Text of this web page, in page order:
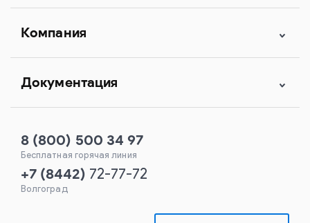
Компания
Документация
8 (800) 500 34 97
Бесплатная горячая линия
+7 (8442) 72-77-72
Волгоград